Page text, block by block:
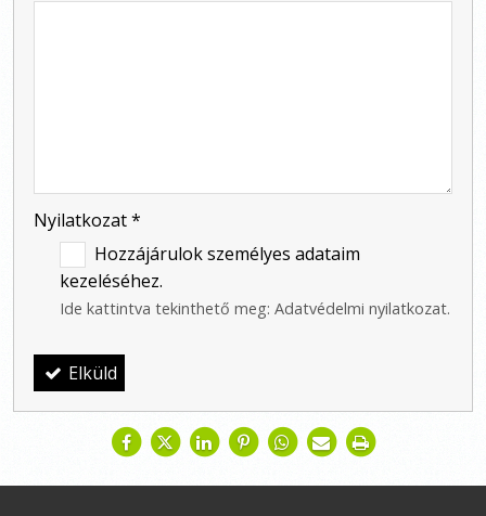
Nyilatkozat*
Hozzájárulok személyes adataim
kezeléséhez.
Ide kattintva tekinthető meg: Adatvédelmi nyilatkozat.
Elküld